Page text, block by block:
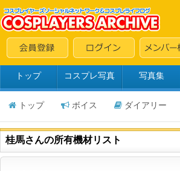
トップ コスプレ写真 写真集
トップ ボイス ダイアリー
桂馬さんの所有機材リスト